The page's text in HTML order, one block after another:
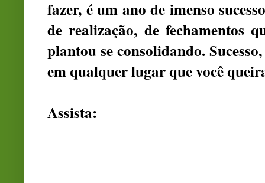
fazer, é um ano de imenso
de realização, de fechamentos
plantou se consolidando.
em qualquer lugar que você
Assista: